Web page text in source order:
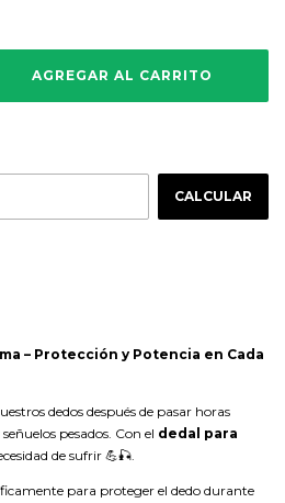
CALCULAR
– Protección y Potencia en Cada
dedos después de pasar horas
pesados. Con el dedal para
de sufrir 💪🎣.
para proteger el dedo durante